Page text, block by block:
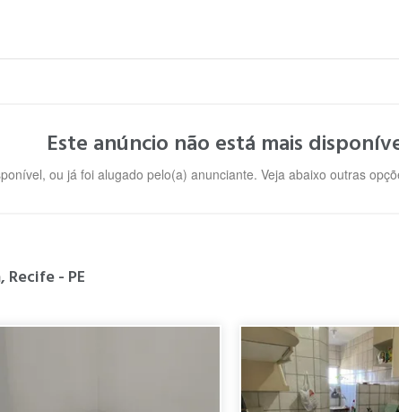
Este anúncio não está mais
ou já foi alugado pelo(a) anunciante. Veja abaixo outras
- PE